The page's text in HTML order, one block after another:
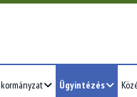
Ügyintézés